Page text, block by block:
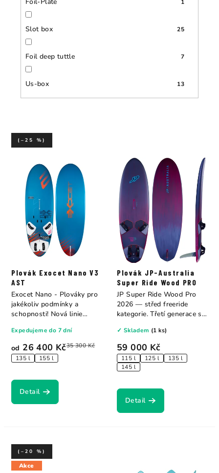
1
Slot box 25
Foil deep tuttle 7
Us-box 13
Plovák Exocet Nano V3
AST
od 26 400 Kč35 300 Kč
(–25 %)
135 l 155 l
Expedujeme do 7 dní
Detail
Exocet Nano - Plováky pro
jakékoliv podmínky a
schopnosti! Nová linie
Plovák JP-Australia
Super Ride Wood PRO
59 000 Kč
115 l 125 l
135 l
145 l
✓ Skladem (1 ks)
Detail
JP Super Ride Wood Pro
2026 — střed freeride
kategorie. Třetí generace s
Akce
(–20 %)